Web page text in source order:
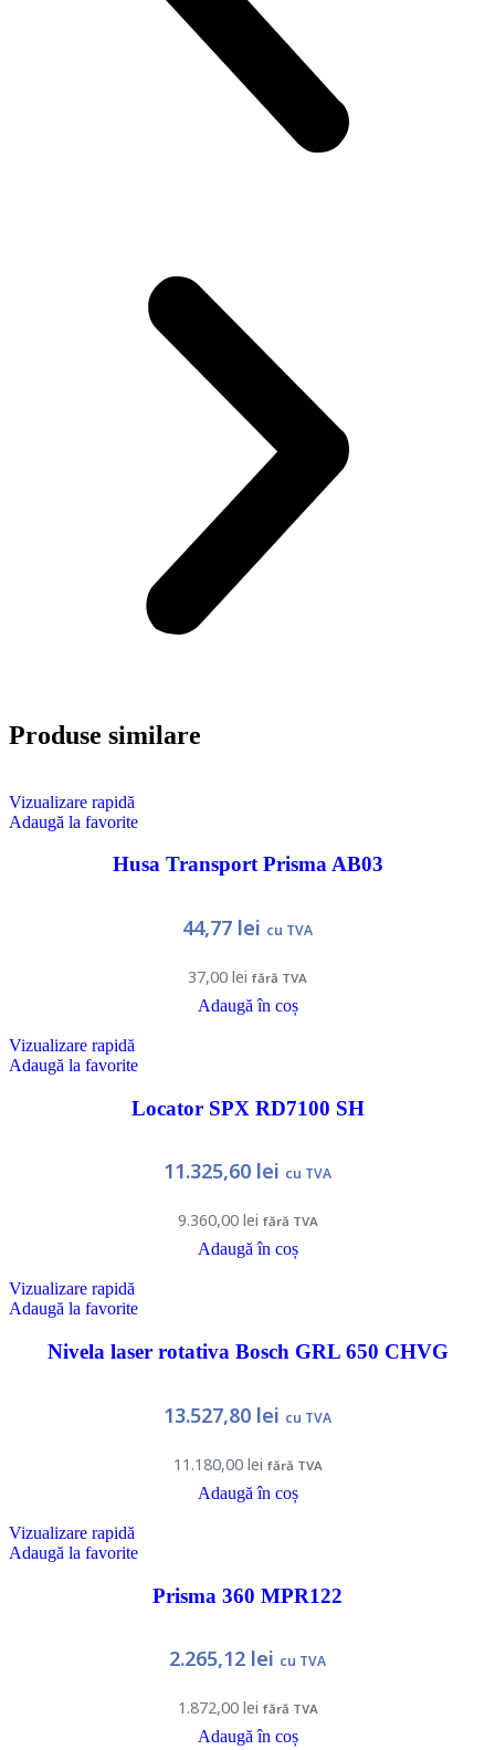
Produse similare
Vizualizare rapidă
Adaugă la favorite
Husa Transport Prisma AB03
37,00 lei fără TVA
44,77 lei cu TVA
Adaugă în coș
Vizualizare rapidă
Adaugă la favorite
Locator SPX RD7100 SH
9.360,00 lei fără TVA
11.325,60 lei cu TVA
Adaugă în coș
Vizualizare rapidă
Adaugă la favorite
Nivela laser rotativa Bosch GRL 650 CHVG
11.180,00 lei fără TVA
13.527,80 lei cu TVA
Adaugă în coș
Vizualizare rapidă
Adaugă la favorite
Prisma 360 MPR122
1.872,00 lei fără TVA
2.265,12 lei cu TVA
Adaugă în coș